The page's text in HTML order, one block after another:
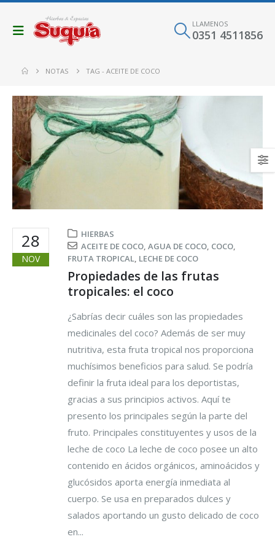
LLAMENOS
0351 4511856
NOTAS TAG -ACEITE DE COCO
28
NOV
HIERBAS
ACEITE DE COCO, AGUA DE COCO, COCO,
FRUTA TROPICAL, LECHE DE COCO
Propiedades de las frutas
tropicales: el coco
¿Sabrías decir cuáles son las propiedades
medicinales del coco? Además de ser muy
nutritiva, esta fruta tropical nos proporciona
muchísimos beneficios para salud. Se podría
definir la fruta ideal para los deportistas,
gracias a sus principios activos. Aquí te
presento los principales según la parte del
fruto. Principales constituyentes y usos de la
leche de coco La leche de coco posee un alto
contenido en ácidos orgánicos, aminoácidos y
glucósidos aporta energía inmediata al
cuerpo. Se usa en preparados dulces y
salados aportando un gusto delicado de coco
en...